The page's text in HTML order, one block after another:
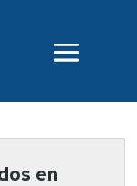
en